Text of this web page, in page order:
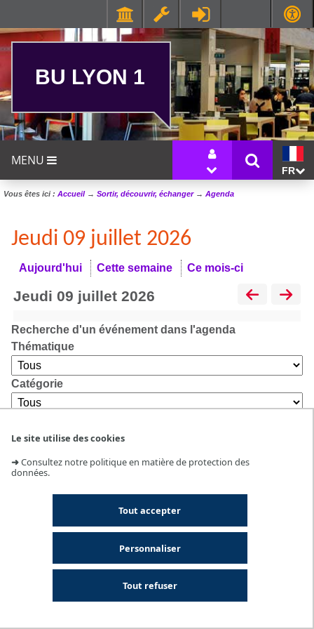
Le site utilise des cookies
➜Consultez notre politique en matière de protection des
données.
Tout accepter
Tout refuser
Personnaliser
BU LYON 1
MENU
FR
Vous êtes ici : Accueil→ Sortir, découvrir, échanger→ Agenda
Jeudi 09 juillet 2026
Aujourd'hui Cette semaine Ce mois-ci
jeudi 09 juillet 2026
Recherche d'un événement dans l'agenda
Thématique
Catégorie